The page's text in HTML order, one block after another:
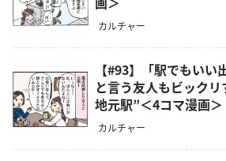
カルチャー
【#93】「駅でもいい
と言う友人もビック
地元駅”＜4コマ漫画＞
カルチャー